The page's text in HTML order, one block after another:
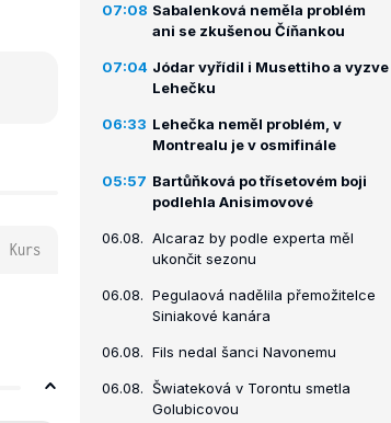
Kurs
07:08 Sabalenková neměla problém
ani se zkušenou Číňankou
07:04 Jódar vyřídil i Musettiho a vyzve
Lehečku
06:33 Lehečka neměl problém, v
Montrealu je v osmifinále
05:57 Bartůňková po třísetovém boji
podlehla Anisimovové
06.08. Alcaraz by podle experta měl
ukončit sezonu
06.08. Pegulaová nadělila přemožitelce
Siniakové kanára
06.08. Fils nedal šanci Navonemu
06.08. Šwiateková v Torontu smetla
Golubicovou